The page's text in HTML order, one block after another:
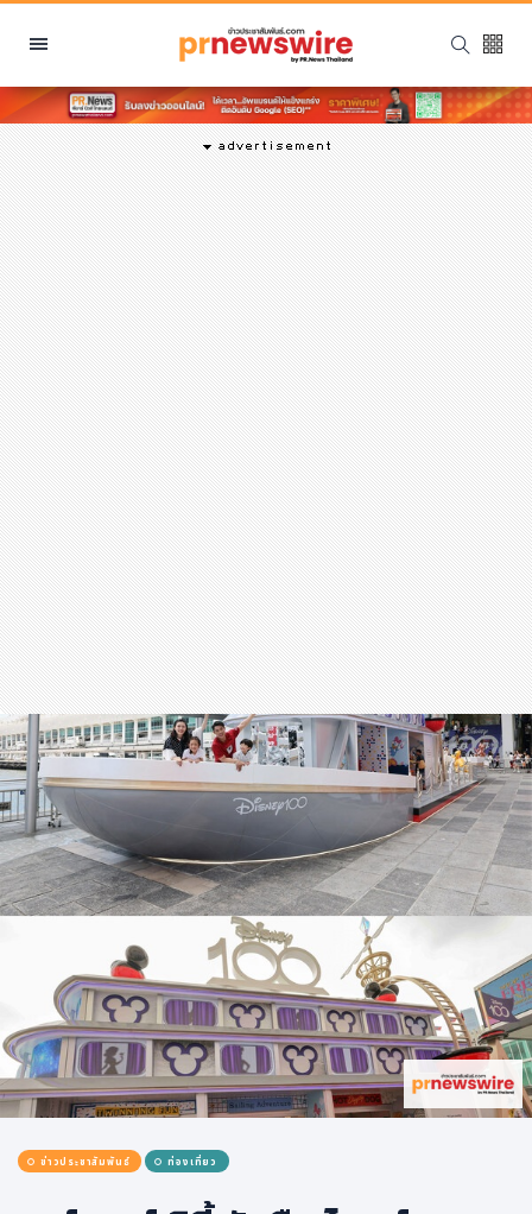
หมวดหมู่
พีอาร์ นิวส์ไวร์
สินค้า, บริการ
โปรโมชั่น
งานอีเว้นท์
รีวิว
บันเทิง
นักแสดง, นักร้อง, โมเดล
อินฟลูเอนเซอร์
ไลฟ์สไตล์
ความงาม
แฟชั่น
สุขภาพ
กีฬา
อาหาร, เครื่องดื่ม
ท่องเที่ยว
โรงแรม, ที่พัก
บ้าน, คอนโด, อสังหาฯ
ประกัน
สัตว์เลี้ยง
ไอที
โทรศัพท์มือถือ
การศึกษา
ศิลปะ, วัฒนธรรม
ศาสนา
การเมือง
ธุรกิจ, สังคม
ข่าวประชาสัมพันธ์ ท่องเที่ยว